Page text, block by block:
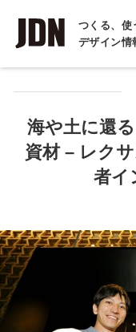
つくる、使
デザイン情
インタビュー
REPORT
COLUMN
海や土に還
資材 – レク
者イ